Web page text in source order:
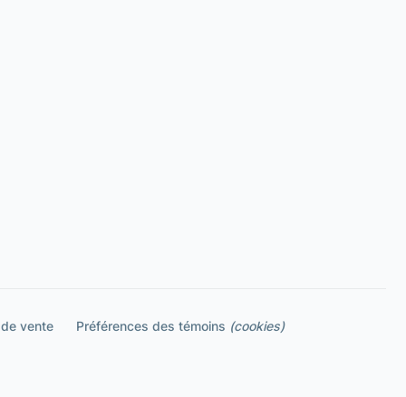
vente Préférences des témoins (cookies)